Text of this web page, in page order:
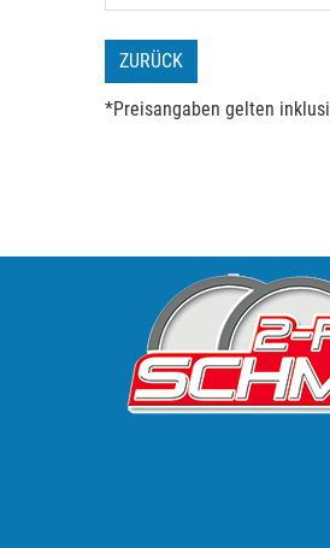
ZURÜCK
*Preisangaben gelten